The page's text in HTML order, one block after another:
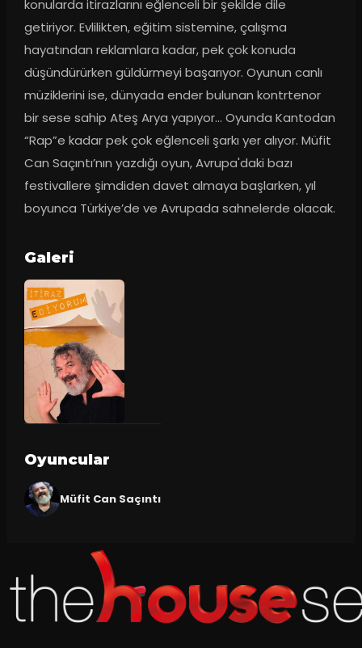
konularda itirazlarını eğlenceli bir şekilde dile
getiriyor. Evlilikten, eğitim sistemine, çalışma
hayatından reklamlara kadar, pek çok konuda
düşündürürken güldürmeyi başarıyor. Oyunun canlı
müziklerini ise, dünyada ender bulunan kontrtenor
bir sese sahip Ateş Arya yapıyor… Oyunda Kantodan
“Rap”e kadar pek çok eğlenceli şarkı yer alıyor. Müfit
Can Saçıntı’nın yazdığı oyun, Avrupa'daki bazı
festivallere şimdiden davet almaya başlarken, yıl
boyunca Türkiye’de ve Avrupada sahnelerde olacak.
Galeri
Oyuncular
Müfit Can Saçıntı